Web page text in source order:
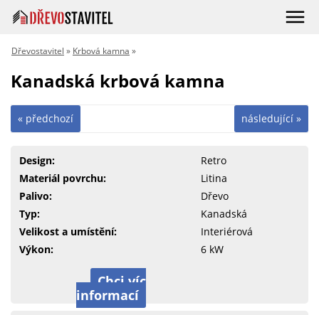
Dřevostavitel » Krbová kamna »
Kanadská krbová kamna
následující »
« předchozí
Design:
Retro
Materiál povrchu:
Litina
Palivo:
Dřevo
Typ:
Kanadská
Velikost a umístění:
Interiérová
Výkon:
6 kW
Chci víc
informací